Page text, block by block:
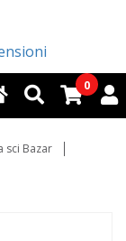
0
sci Bazar